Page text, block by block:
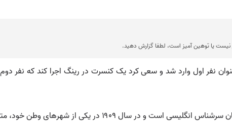
یا توهین آمیز است، لطفا گزارش دهید.
رامبل، الایس به‌عنوان نفر اول وارد شد و سعی کرد یک کنسرت در رینگ اجرا
سال ۱۹۰۹ در یکی از شهرهای وطن خود، متولد گردید.